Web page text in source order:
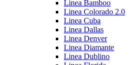
Linea Bamboo
Linea Colorado 2.0
Linea Cuba
Linea Dallas
Linea Denver
Linea Diamante
Linea Dublino